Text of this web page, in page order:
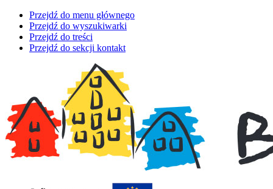
Przejdź do menu głównego
Przejdź do wyszukiwarki
Przejdź do treści
Przejdź do sekcji kontakt